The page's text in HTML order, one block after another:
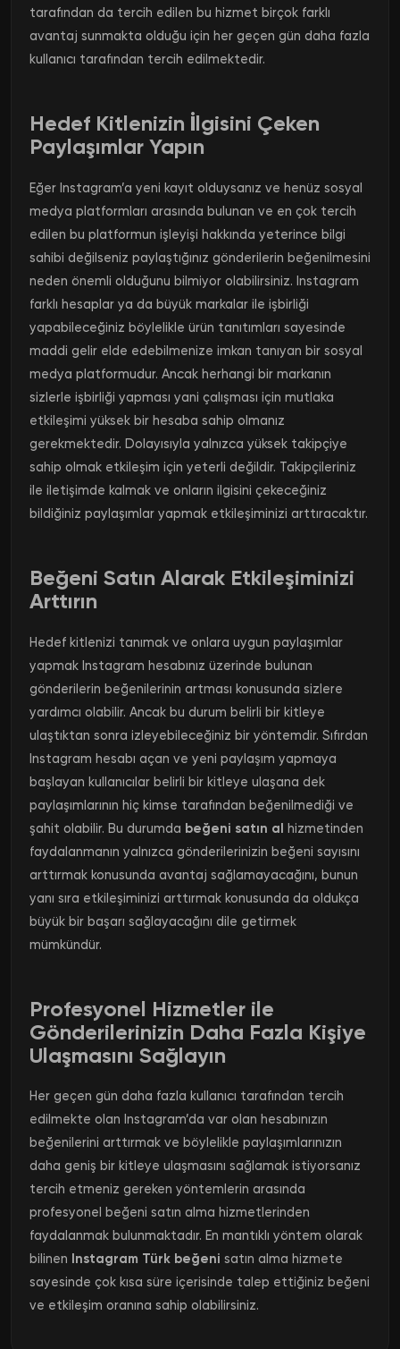
tarafından da tercih edilen bu hizmet birçok farklı
avantaj sunmakta olduğu için her geçen gün daha fazla
kullanıcı tarafından tercih edilmektedir.
Hedef Kitlenizin İlgisini Çeken
Paylaşımlar Yapın
Eğer Instagram’a yeni kayıt olduysanız ve henüz sosyal
medya platformları arasında bulunan ve en çok tercih
edilen bu platformun işleyişi hakkında yeterince bilgi
sahibi değilseniz paylaştığınız gönderilerin beğenilmesini
neden önemli olduğunu bilmiyor olabilirsiniz. Instagram
farklı hesaplar ya da büyük markalar ile işbirliği
yapabileceğiniz böylelikle ürün tanıtımları sayesinde
maddi gelir elde edebilmenize imkan tanıyan bir sosyal
medya platformudur. Ancak herhangi bir markanın
sizlerle işbirliği yapması yani çalışması için mutlaka
etkileşimi yüksek bir hesaba sahip olmanız
gerekmektedir. Dolayısıyla yalnızca yüksek takipçiye
sahip olmak etkileşim için yeterli değildir. Takipçileriniz
ile iletişimde kalmak ve onların ilgisini çekeceğiniz
bildiğiniz paylaşımlar yapmak etkileşiminizi arttıracaktır.
Beğeni Satın Alarak Etkileşiminizi
Arttırın
Hedef kitlenizi tanımak ve onlara uygun paylaşımlar
yapmak Instagram hesabınız üzerinde bulunan
gönderilerin beğenilerinin artması konusunda sizlere
yardımcı olabilir. Ancak bu durum belirli bir kitleye
ulaştıktan sonra izleyebileceğiniz bir yöntemdir. Sıfırdan
Instagram hesabı açan ve yeni paylaşım yapmaya
başlayan kullanıcılar belirli bir kitleye ulaşana dek
paylaşımlarının hiç kimse tarafından beğenilmediği ve
şahit olabilir. Bu durumda beğeni satın al hizmetinden
faydalanmanın yalnızca gönderilerinizin beğeni sayısını
arttırmak konusunda avantaj sağlamayacağını, bunun
yanı sıra etkileşiminizi arttırmak konusunda da oldukça
büyük bir başarı sağlayacağını dile getirmek
mümkündür.
Profesyonel Hizmetler ile
Gönderilerinizin Daha Fazla Kişiye
Ulaşmasını Sağlayın
Her geçen gün daha fazla kullanıcı tarafından tercih
edilmekte olan Instagram’da var olan hesabınızın
beğenilerini arttırmak ve böylelikle paylaşımlarınızın
daha geniş bir kitleye ulaşmasını sağlamak istiyorsanız
tercih etmeniz gereken yöntemlerin arasında
profesyonel beğeni satın alma hizmetlerinden
faydalanmak bulunmaktadır. En mantıklı yöntem olarak
bilinen Instagram Türk beğeni satın alma hizmete
sayesinde çok kısa süre içerisinde talep ettiğiniz beğeni
ve etkileşim oranına sahip olabilirsiniz.